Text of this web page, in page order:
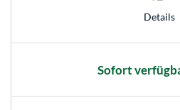
Details
Sofort